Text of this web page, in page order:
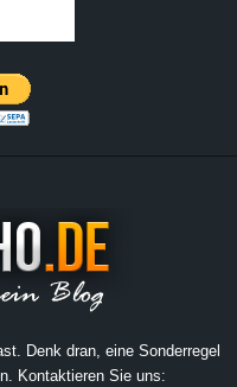
Denk dran, eine Sonderregel
Kontaktieren Sie uns: